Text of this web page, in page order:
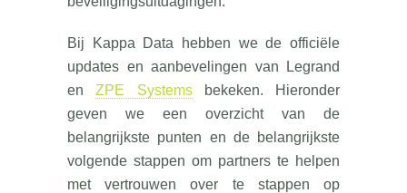
Bij Kappa Data hebben we de officiële
updates en aanbevelingen van Legrand
enZPE Systemsbekeken. Hieronder
geven we een overzicht van de
belangrijkste punten en de belangrijkste
volgende stappen om partners te helpen
met vertrouwen over te stappen op